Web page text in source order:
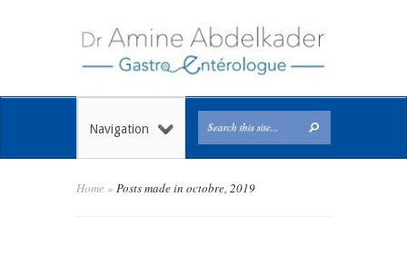
Navigation
Home » Posts made in octobre, 2019